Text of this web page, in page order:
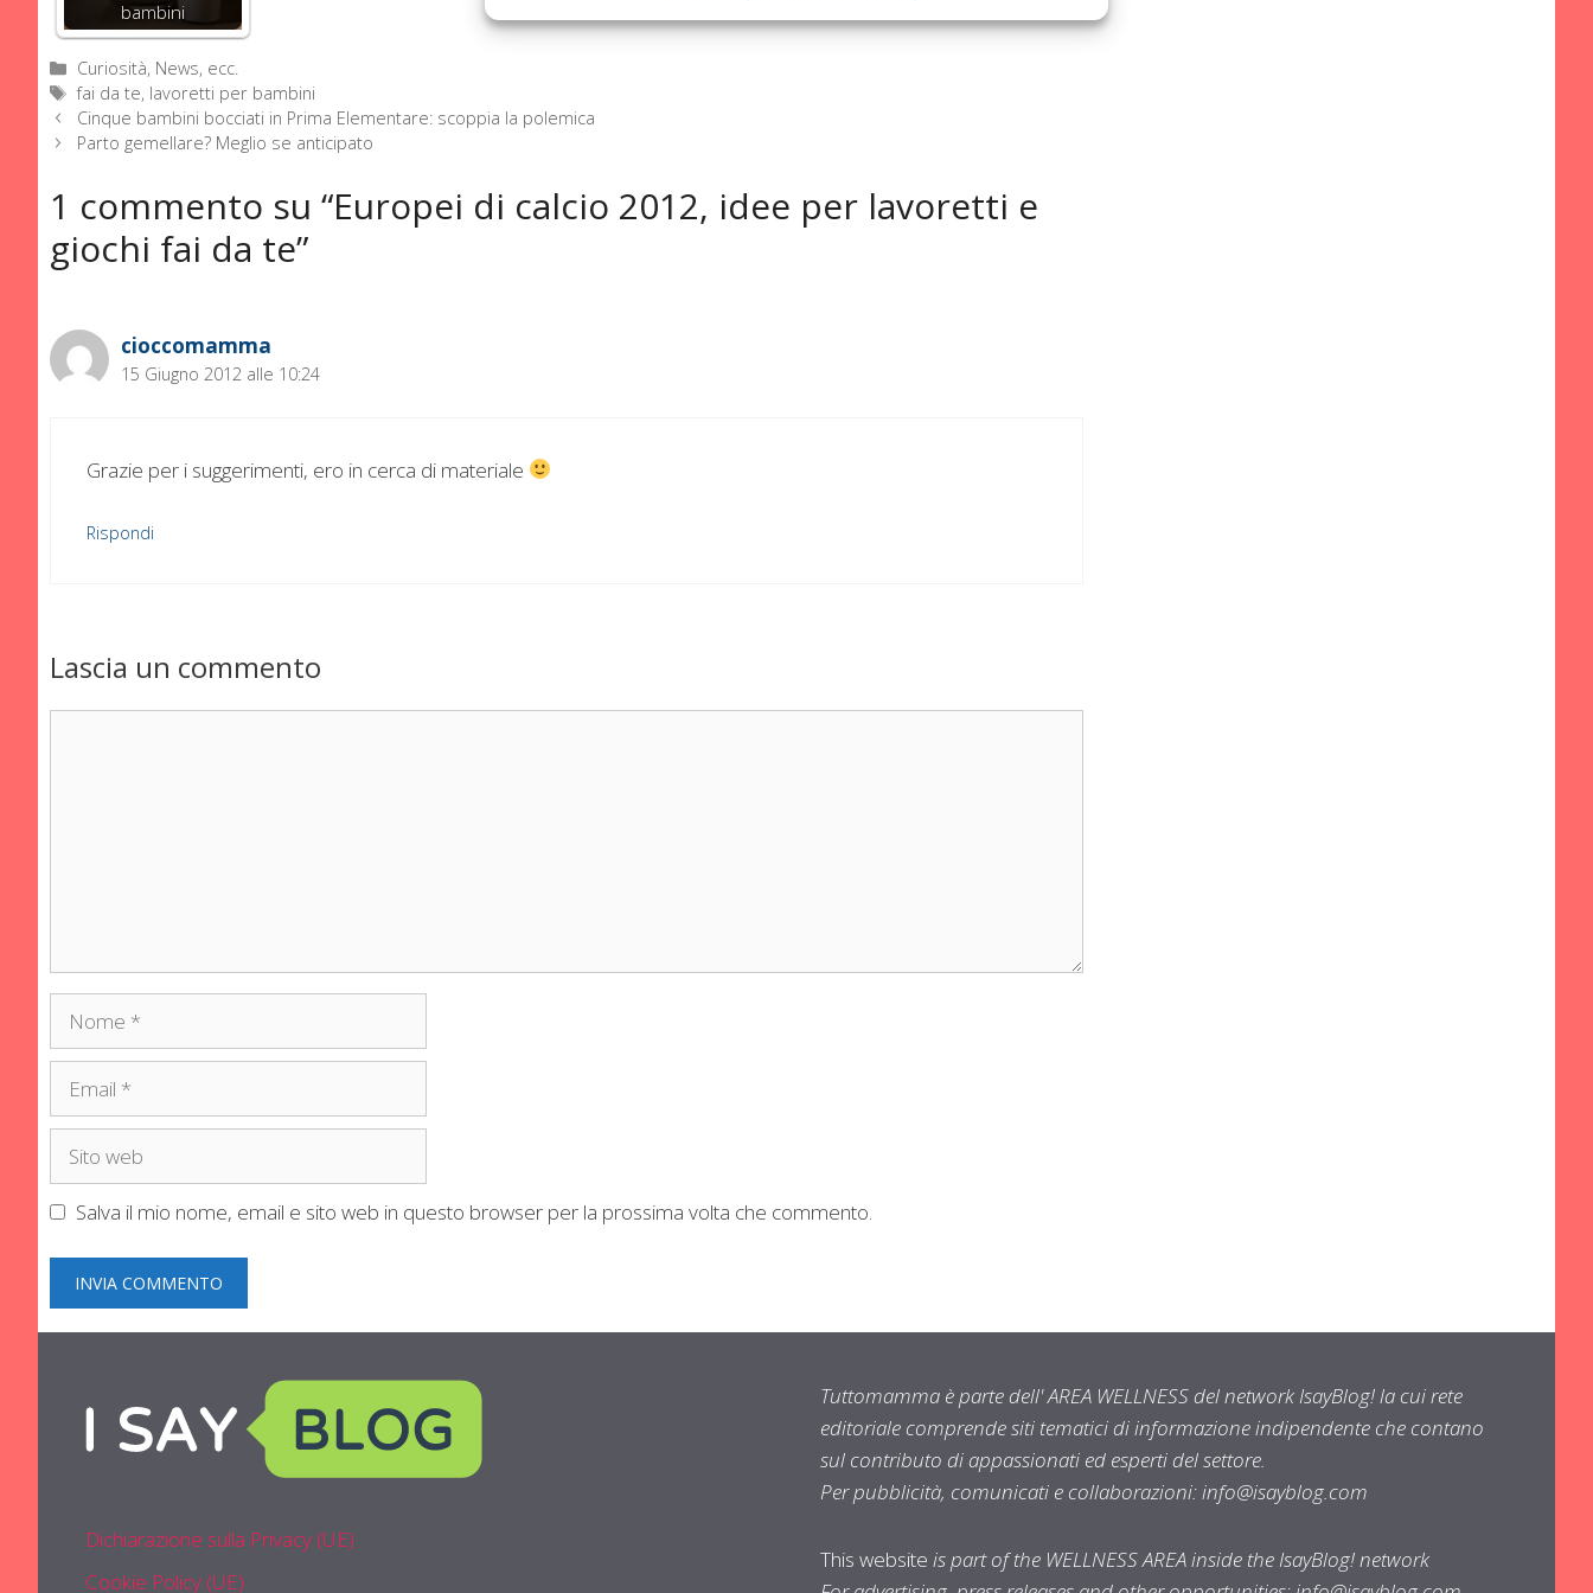
bambini
Categorie
Curiosità, News, ecc.
Tag
fai da te, lavoretti per bambini
Cinque bambini bocciati in Prima Elementare: scoppia la polemica
Parto gemellare? Meglio se anticipato
1 commento su “Europei di calcio 2012, idee per lavoretti e
giochi fai da te”
cioccomamma
15 Giugno 2012 alle 10:24
Grazie per i suggerimenti, ero in cerca di materiale
Rispondi
Lascia un commento
Nome
Email
Sito
Salva il mio nome, email e sito web in questo browser per la prossima volta che commento.
Dichiarazione sulla Privacy (UE)
Cookie Policy (UE)
Tuttomamma è parte dell' AREA WELLNESS del network IsayBlog! la cui rete
editoriale comprende siti tematici di informazione indipendente che contano
sul contributo di appassionati ed esperti del settore.
Per pubblicità, comunicati e collaborazioni:info@isayblog.com
This website is part of the WELLNESS AREA inside the IsayBlog! network